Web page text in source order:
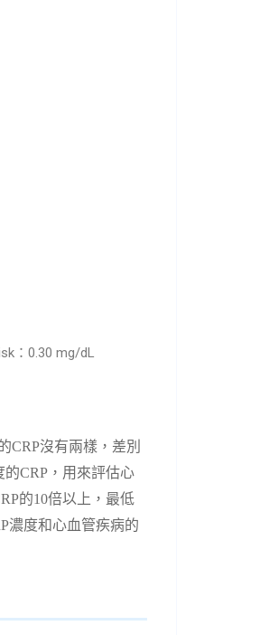
：0.30 mg/dL
CRP沒有兩樣，差別
的CRP，用來評估心
的10倍以上，最低
濃度和心血管疾病的